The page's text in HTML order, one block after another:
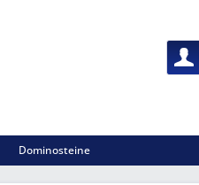
Dominosteine